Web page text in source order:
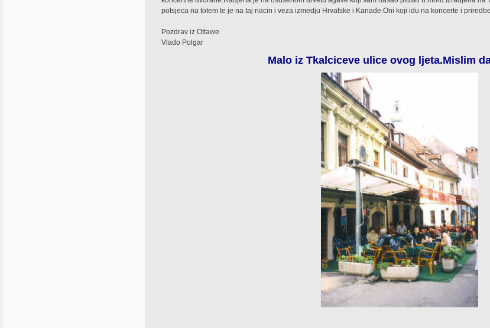
potsjeca na totem te je na taj nacin i veza izmedju Hrvatske i Kanade.Oni koji idu na koncerte i
Pozdrav iz Ottawe
Vlado Polgar
Malo iz Tkalciceve ulice ovog ljeta.Mislim